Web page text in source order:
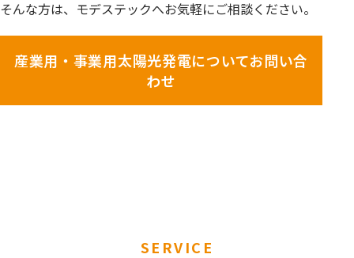
そんな方は、モデステックへお気軽にご相談ください。
産業用・事業用太陽光発電についてお問い合
わせ
SERVICE